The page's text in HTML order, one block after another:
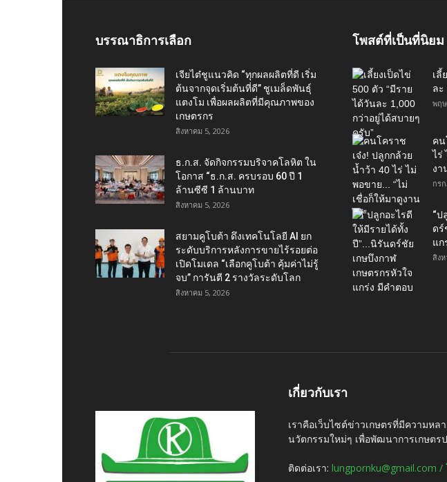
บรรณาธิการเลือก
เจียไต๋ชูแนวคิด “ทุกผลผลิตที่ดี เริ่ม
ต้นจากจุดเริ่มต้นที่ดี” ชูเมล็ดพันธุ์
แตงโม เพื่อผลผลิตที่มีคุณภาพของ
เกษตรกร
สิงหาคม 5, 2026
ธ.ก.ส. จัดกิจกรรมบริจาคโลหิต ใน
โอกาส “ธ.ก.ส. ครบรอบ 60 ปี 1
ล้านซีซี 1 ล้านบาท
สิงหาคม 5, 2026
สยามคูโบต้า ดึงเทคโนโลยี AI ยก
ระดับบริการหลังการขายไร้รอยต่อ
เปิดโมเดล “เลือกคูโบต้า คุ้มค่าไม่รู้
จบ” การันตี 2 รางวัลระดับโลก
สิงหาคม 5, 2026
โพสต์ที่เป็นที่นิยม
เลี้
ละ
พฤ
คน
ไร่
งา
กร
“ป
ดร์
แก
สิง
เกี่ยวกับเรา
เราคือเว็บไซต์ข่าวเกษตรที่มีความห
นวัตกรรมใหม่ๆ เพื่อพัฒนาการเกษตร
ติดต่อเรา: lungpornku@gmail.com /